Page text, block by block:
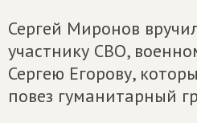
Сергей Миронов
участнику СВО,
Сергею Егорову,
повез гуманитарный